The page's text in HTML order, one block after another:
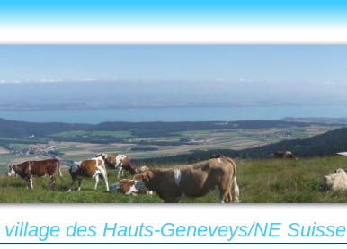
des Hauts-Geneveys/NE Suisse